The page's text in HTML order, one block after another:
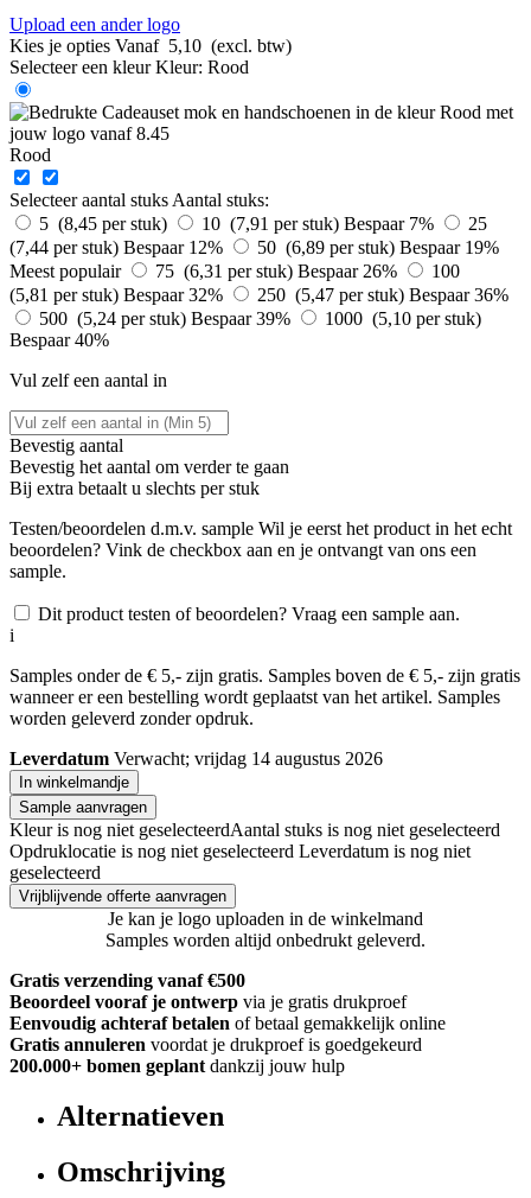
Upload een ander logo
Kies je opties Vanaf 5,10 (excl. btw)
Selecteer een kleur Kleur: Rood
Rood
Selecteer aantal stuks Aantal stuks:
5 (8,45 per stuk)
10 (7,91 per stuk) Bespaar 7%
25
(7,44 per stuk) Bespaar 12% 50 (6,89 per stuk) Bespaar 19%
Meest populair
75 (6,31 per stuk) Bespaar 26%
100
(5,81 per stuk) Bespaar 32% 250 (5,47 per stuk) Bespaar 36%
500 (5,24 per stuk) Bespaar 39%
1000 (5,10 per stuk)
Bespaar 40%
Vul zelf een aantal in
Bevestig aantal
Bevestig het aantal om verder te gaan
Bij extra betaalt u slechts per stuk
Testen/beoordelen d.m.v. sample Wil je eerst het product in het echt
beoordelen? Vink de checkbox aan en je ontvangt van ons een
sample.
Dit product testen of beoordelen? Vraag een sample aan.
i
Samples onder de € 5,- zijn gratis. Samples boven de € 5,- zijn gratis
wanneer er een bestelling wordt geplaatst van het artikel. Samples
worden geleverd zonder opdruk.
Leverdatum Verwacht; vrijdag 14 augustus 2026
In winkelmandje
Sample aanvragen
Kleur is nog niet geselecteerdAantal stuks is nog niet geselecteerd
Opdruklocatie is nog niet geselecteerd Leverdatum is nog niet
geselecteerd
Vrijblijvende offerte aanvragen
Je kan je logo uploaden in de winkelmand
Samples worden altijd onbedrukt geleverd.
Gratis verzending vanaf €500
Beoordeel vooraf je ontwerp via je gratis drukproef
Eenvoudig achteraf betalen of betaal gemakkelijk online
Gratis annuleren voordat je drukproef is goedgekeurd
200.000+ bomen geplant dankzij jouw hulp
Alternatieven
Omschrijving